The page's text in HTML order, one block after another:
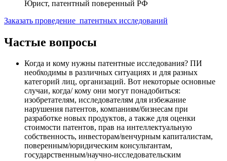
Юрист, патентный поверенный РФ
Заказать проведение патентных исследований
Частые вопросы
Когда и кому нужны патентные исследования? ПИ
необходимы в различных ситуациях и для разных
категорий лиц, организаций. Вот некоторые основные
случаи, когда/ кому они могут понадобиться:
изобретателям, исследователям для избежание
нарушения патентов, компаниям/бизнесам при
разработке новых продуктов, а также для оценки
стоимости патентов, прав на интеллектуальную
собственность, инвесторам/венчурным капиталистам,
поверенным/юридическим консультантам,
государственным/научно-исследовательским